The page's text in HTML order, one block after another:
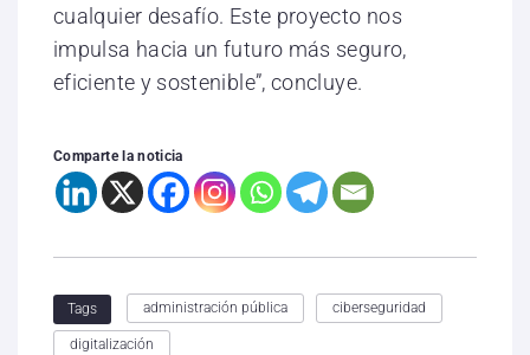
cualquier desafío. Este proyecto nos
impulsa hacia un futuro más seguro,
eficiente y sostenible”, concluye.
Comparte la noticia
Tags administración pública ciberseguridad
digitalización